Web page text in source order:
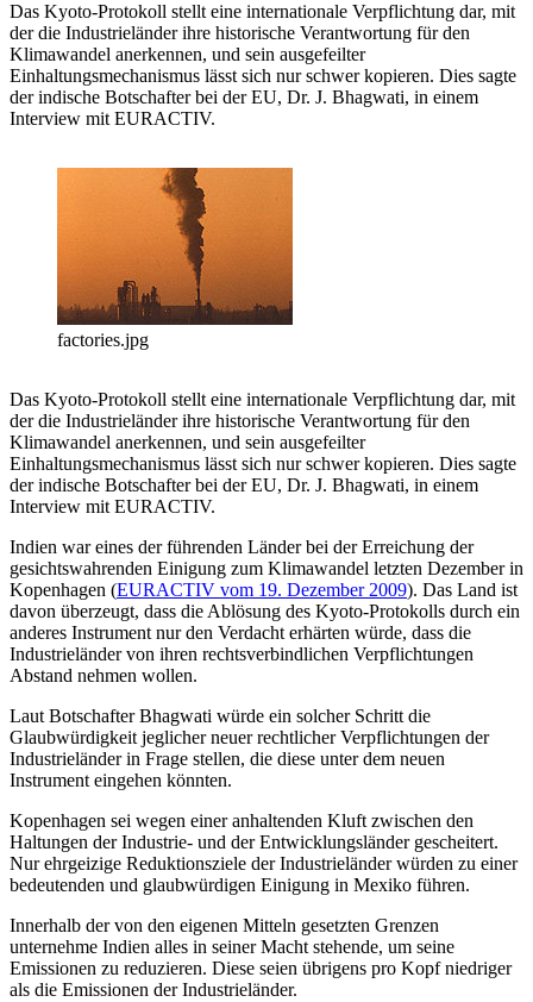
Das Kyoto-Protokoll stellt eine internationale Verpflichtung dar, mit
der die Industrieländer ihre historische Verantwortung für den
Klimawandel anerkennen, und sein ausgefeilter
Einhaltungsmechanismus lässt sich nur schwer kopieren. Dies sagte
der indische Botschafter bei der EU, Dr. J. Bhagwati, in einem
Interview mit EURACTIV.
factories.jpg
Das Kyoto-Protokoll stellt eine internationale Verpflichtung dar, mit
der die Industrieländer ihre historische Verantwortung für den
Klimawandel anerkennen, und sein ausgefeilter
Einhaltungsmechanismus lässt sich nur schwer kopieren. Dies sagte
der indische Botschafter bei der EU, Dr. J. Bhagwati, in einem
Interview mit EURACTIV.
Indien war eines der führenden Länder bei der Erreichung der
gesichtswahrenden Einigung zum Klimawandel letzten Dezember in
Kopenhagen (EURACTIV vom 19. Dezember 2009). Das Land ist
davon überzeugt, dass die Ablösung des Kyoto-Protokolls durch ein
anderes Instrument nur den Verdacht erhärten würde, dass die
Industrieländer von ihren rechtsverbindlichen Verpflichtungen
Abstand nehmen wollen.
Laut Botschafter Bhagwati würde ein solcher Schritt die
Glaubwürdigkeit jeglicher neuer rechtlicher Verpflichtungen der
Industrieländer in Frage stellen, die diese unter dem neuen
Instrument eingehen könnten.
Kopenhagen sei wegen einer anhaltenden Kluft zwischen den
Haltungen der Industrie- und der Entwicklungsländer gescheitert.
Nur ehrgeizige Reduktionsziele der Industrieländer würden zu einer
bedeutenden und glaubwürdigen Einigung in Mexiko führen.
Innerhalb der von den eigenen Mitteln gesetzten Grenzen
unternehme Indien alles in seiner Macht stehende, um seine
Emissionen zu reduzieren. Diese seien übrigens pro Kopf niedriger
als die Emissionen der Industrieländer.